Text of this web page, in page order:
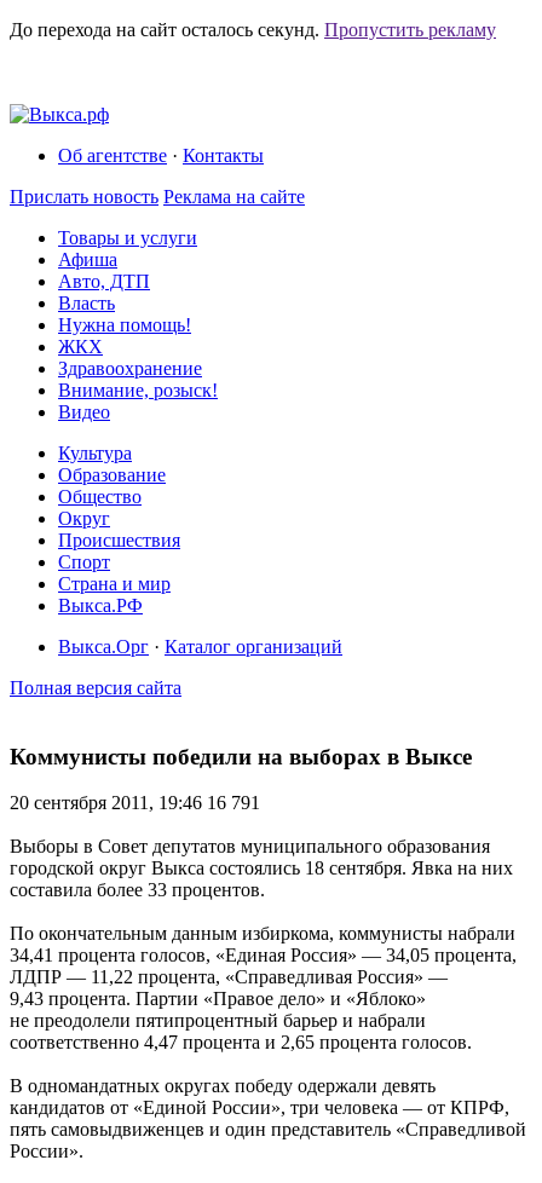
До перехода на сайт осталось секунд. Пропустить рекламу
Об агентстве · Контакты
Прислать новость Реклама на сайте
Товары и услуги
Афиша
Авто, ДТП
Власть
Нужна помощь!
ЖКХ
Здравоохранение
Внимание, розыск!
Видео
Культура
Образование
Общество
Округ
Происшествия
Спорт
Страна и мир
Выкса.РФ
Выкса.Орг · Каталог организаций
Полная версия сайта
Коммунисты победили на выборах в Выксе
20 сентября 2011, 19:46 16 791
Выборы в Совет депутатов муниципального образования
городской округ Выкса состоялись 18 сентября. Явка на них
составила более 33 процентов.
По окончательным данным избиркома, коммунисты набрали
34,41 процента голосов, «Единая Россия» — 34,05 процента,
ЛДПР — 11,22 процента, «Справедливая Россия» —
9,43 процента. Партии «Правое дело» и «Яблоко»
не преодолели пятипроцентный барьер и набрали
соответственно 4,47 процента и 2,65 процента голосов.
В одномандатных округах победу одержали девять
кандидатов от «Единой России», три человека — от КПРФ,
пять самовыдвиженцев и один представитель «Справедливой
России».